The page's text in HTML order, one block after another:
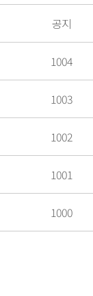
공지
1004
1003
1002
1001
1000